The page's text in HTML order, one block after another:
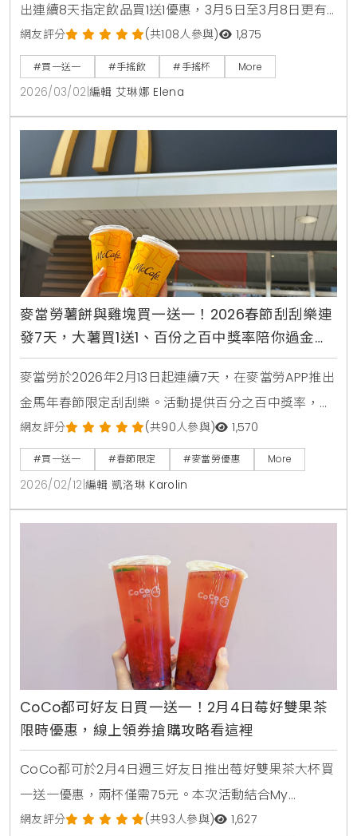
出連續8天指定飲品買1送1優惠，3月5日至3月8日更有
萬杯太極3號免費領取活動，民眾只需於社群留言應援
即可參加，快來掌握詳細優惠攻略，一起為台灣英雄加
油 。
網友評分 (共108人參與) 1,875
#買一送一 #手搖飲 #手搖杯 More
2026/03/02 編輯 艾琳娜 Elena
麥當勞薯餅與雞塊買一送一！2026春節刮刮樂連
發7天，大薯買1送1、百份之百中獎率陪你過金馬
年
麥當勞於2026年2月13日起連續7天，在麥當勞APP推出
金馬年春節限定刮刮樂。活動提供百分之百中獎率，獎
項包含大薯、薯餅、麥克雞塊及焦糖奶茶買一送一，另
有買套餐送麥脆雞腿等優惠。
網友評分 (共90人參與) 1,570
#買一送一 #春節限定 #麥當勞優惠 More
2026/02/12 編輯 凱洛琳 Karolin
CoCo都可好友日買一送一！2月4日莓好雙果茶
限時優惠，線上領券搶購攻略看這裡
CoCo都可於2月4日週三好友日推出莓好雙果茶大杯買
一送一優惠，兩杯僅需75元。本次活動結合My
Melody美樂蒂聯名粉紅紙杯，提供草莓與蔓越莓融合
網友評分 (共93人參與) 1,627